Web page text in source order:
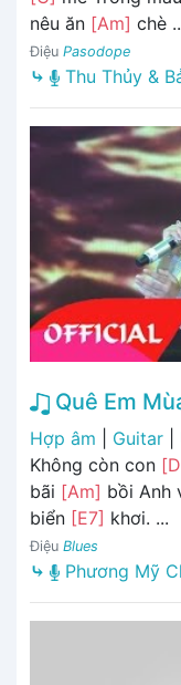
nêu ăn [Am] chè
Điệu Pasodope
⤷ Thu Thủy &
Quê Em
Hợp âm
Guitar
Không còn con
bãi [Am] bồi Anh
biển [E7] khơi. ...
Điệu Blues
⤷ Phương Mỹ